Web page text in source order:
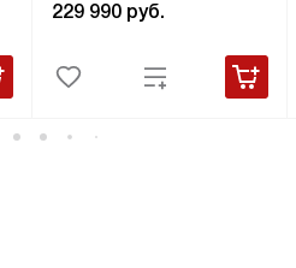
229 990 руб.